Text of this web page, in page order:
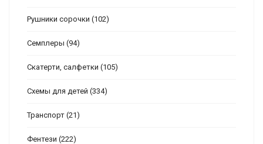
Рушники сорочки (102)
Семплеры (94)
Скатерти, салфетки (105)
Схемы для детей (334)
Транспорт (21)
Фентези (222)